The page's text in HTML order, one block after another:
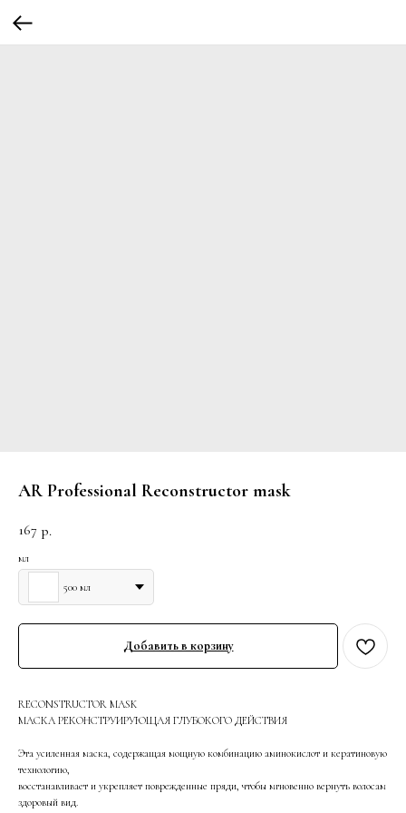
AR Professional Reconstructor mask
167 р.
мл
500 мл
Добавить в корзину
RECONSTRUCTOR MASK
МАСКА РЕКОНСТРУИРУЮЩАЯ ГЛУБОКОГО ДЕЙСТВИЯ
Эта усиленная маска, содержащая мощную комбинацию аминокислот и кератиновую
технологию,
восстанавливает и укрепляет поврежденные пряди, чтобы мгновенно вернуть волосам
здоровый вид.